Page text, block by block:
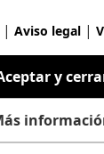
€
| Aviso legal |
y